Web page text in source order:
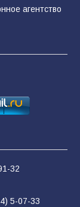
почему
году
агентство
32
5-07-33